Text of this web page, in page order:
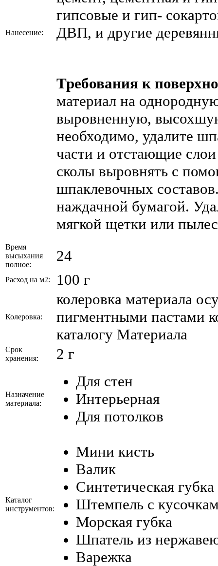
PL050
DPLV050-10 3430.45
DPLV020-10 3430.45
Артикул Цена (руб)
DPLV001-25 2982.525
DPLV100-25 2982.525
DPLV090-25 2982.525
DPLV080-25 2982.525
PL070
PL060
DPLV060-25
DPLV050-25 2982.525
DPLV030-25 2982.525
PL010
DPLV-cr-10
Нанесение:
гипсовые и гип-
ДВП, и другие
Требования к
материал на
выровненную,
необходимо, удалите
части и отстающие
сколы выровнять с
шпаклевочных
наждачной бумагой.
мягкой щетки или
Время
высыхания
полное:
24
Расход на м2: 100 г
Колеровка:
колеровка материала
пигментными пастами
каталогу Материала
Срок
хранения:
2 г
Назначение
материала:
Для стен
Интерьерная
Для потолков
Каталог
инструментов:
Мини кисть
Валик
Синтетическая губка
Штемпель с
Морская губка
Шпатель из
Варежка